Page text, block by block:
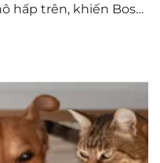
hấp trên, khiến Boss
nhân gây...